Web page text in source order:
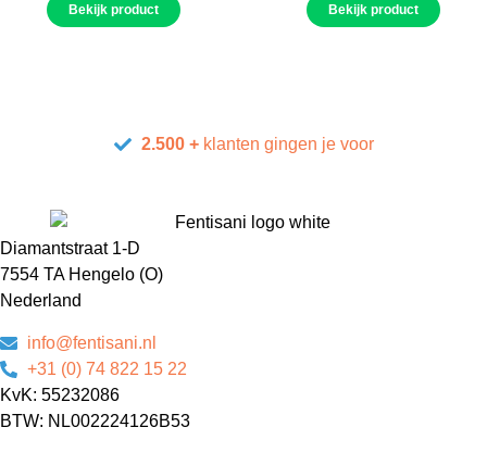
Bekijk product Bekijk product
2.500 +klanten gingen je voor
Diamantstraat 1-D
7554 TA Hengelo (O)
Nederland
info@fentisani.nl
+31 (0) 74 822 15 22
KvK: 55232086
BTW: NL002224126B53